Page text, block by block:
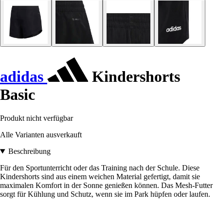
adidas
Kindershorts
Basic
Produkt nicht verfügbar
Alle Varianten ausverkauft
Beschreibung
Für den Sportunterricht oder das Training nach der Schule. Diese
Kindershorts sind aus einem weichen Material gefertigt, damit sie
maximalen Komfort in der Sonne genießen können. Das Mesh-Futter
sorgt für Kühlung und Schutz, wenn sie im Park hüpfen oder laufen.